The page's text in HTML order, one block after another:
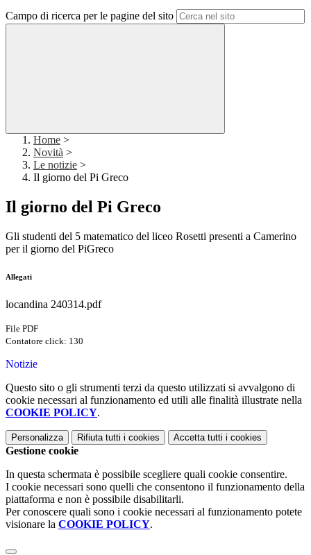
Campo di ricerca per le pagine del sito
Home >
Novità >
Le notizie >
Il giorno del Pi Greco
Il giorno del Pi Greco
Gli studenti del 5 matematico del liceo Rosetti presenti a Camerino
per il giorno del PiGreco
Allegati
locandina 240314.pdf
File PDF
Contatore click: 130
Notizie
Questo sito o gli strumenti terzi da questo utilizzati si avvalgono di
cookie necessari al funzionamento ed utili alle finalità illustrate nella
COOKIE POLICY.
Personalizza Rifiuta tutti i cookies Accetta tutti i cookies
Gestione cookie
In questa schermata è possibile scegliere quali cookie consentire.
I cookie necessari sono quelli che consentono il funzionamento della
piattaforma e non è possibile disabilitarli.
Per conoscere quali sono i cookie necessari al funzionamento potete
visionare la COOKIE POLICY.